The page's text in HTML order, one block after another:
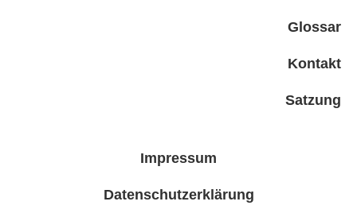
Glossar
Kontakt
Satzung
Impressum
Datenschutzerklärung